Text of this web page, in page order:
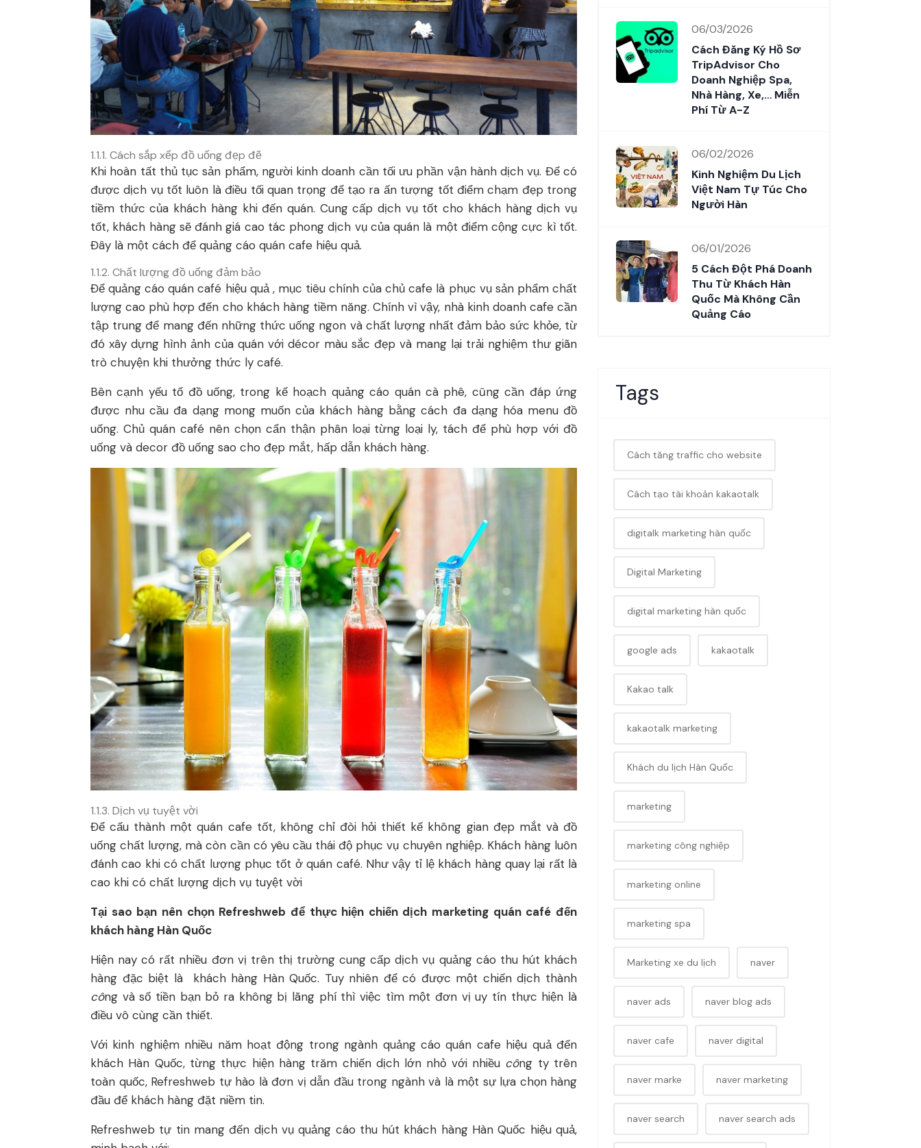
1.1.1. Cách sắp xếp đồ uống đẹp đẽ
Khi hoàn tất thủ tục sản phẩm, người kinh doanh cần tối ưu phần vận hành dịch vụ. Để có
được dịch vụ tốt luôn là điều tối quan trọng để tạo ra ấn tượng tốt điểm chạm đẹp trong
tiềm thức của khách hàng khi đến quán. Cung cấp dịch vụ tốt cho khách hàng dịch vụ
tốt, khách hàng sẽ đánh giá cao tác phong dịch vụ của quán là một điểm cộng cực kì tốt.
Đây là một cách để quảng cáo quán cafe hiệu quả.
1.1.2. Chất lượng đồ uống đảm bảo
Để quảng cáo quán café hiệu quả , mục tiêu chính của chủ cafe là phục vụ sản phẩm chất
lượng cao phù hợp đến cho khách hàng tiềm năng. Chính vì vậy, nhà kinh doanh cafe cần
tập trung để mang đến những thức uống ngon và chất lượng nhất đảm bảo sức khỏe, từ
đó xây dựng hình ảnh của quán với décor màu sắc đẹp và mang lại trải nghiệm thư giãn
trò chuyện khi thưởng thức ly café.
Bên cạnh yếu tố đồ uống, trong kế hoạch quảng cáo quán cà phê, cũng cần đáp ứng
được nhu cầu đa dạng mong muốn của khách hàng bằng cách đa dạng hóa menu đồ
uống. Chủ quán café nên chọn cẩn thận phân loại từng loại ly, tách để phù hợp với đồ
uống và decor đồ uống sao cho đẹp mắt, hấp dẫn khách hàng.
1.1.3. Dịch vụ tuyệt vời
Để cấu thành một quán cafe tốt, không chỉ đòi hỏi thiết kế không gian đẹp mắt và đồ
uống chất lượng, mà còn cần có yêu cầu thái độ phục vụ chuyên nghiệp. Khách hàng luôn
đánh cao khi có chất lượng phục tốt ở quán café. Như vậy tỉ lệ khách hàng quay lại rất là
cao khi có chất lượng dịch vụ tuyệt vời
Tại sao bạn nên chọn Refreshweb để thực hiện chiến dịch marketing quán café đến
khách hàng Hàn Quốc
Hiện nay có rất nhiều đơn vị trên thị trường cung cấp dịch vụ quảng cáo thu hút khách
hàng đặc biệt là khách hàng Hàn Quốc. Tuy nhiên để có được một chiến dịch thành
công và số tiền bạn bỏ ra không bị lãng phí thì việc tìm một đơn vị uy tín thực hiện là
điều vô cùng cần thiết.
Với kinh nghiệm nhiều năm hoạt động trong ngành quảng cáo quán cafe hiệu quả đến
khách Hàn Quốc, từng thực hiện hàng trăm chiến dịch lớn nhỏ với nhiều công ty trên
toàn quốc, Refreshweb tự hào là đơn vị dẫn đầu trong ngành và là một sự lựa chọn hàng
đầu để khách hàng đặt niềm tin.
Refreshweb tự tin mang đến dịch vụ quảng cáo thu hút khách hàng Hàn Quốc hiệu quả,
06/03/2026
Cách Đăng Ký Hồ Sơ
TripAdvisor Cho
Doanh Nghiệp Spa,
Nhà Hàng, Xe,… Miễn
Phí Từ A-Z
06/02/2026
Kinh Nghiệm Du Lịch
Việt Nam Tự Túc Cho
Người Hàn
06/01/2026
5 Cách Đột Phá Doanh
Thu Từ Khách Hàn
Quốc Mà Không Cần
Quảng Cáo
Tags
Cách tăng traffic cho website
Cách tạo tài khoản kakaotalk
digitalk marketing hàn quốc
Digital Marketing
digital marketing hàn quốc
google ads kakaotalk
Kakao talk
kakaotalk marketing
Khách du lịch Hàn Quốc
marketing
marketing công nghiệp
marketing online
marketing spa
Marketing xe du lịch naver
naver ads naver blog ads
naver cafe naver digital
naver marke naver marketing
naver search naver search ads